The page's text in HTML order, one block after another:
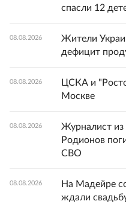
спасли 12
08.08.2026
Жители
дефицит
08.08.2026
ЦСКА и
Москве
08.08.2026
Журналист из
Родионов
СВО
08.08.2026
На Мадейре
ждали